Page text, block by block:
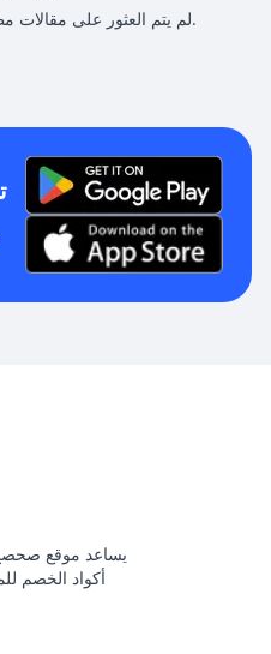
لم يتم العثور على مقالات مطابقة للبحث الذي تم تحديده.
يساعد موقع
أكواد الخصم